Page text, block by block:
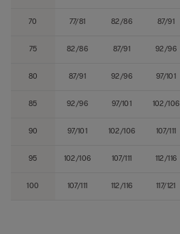
70 77/81 82/86 87/91
75 82/86 87/91 92/96
80 87/91 92/96 97/101
85 92/96 97/101 102/106
90 97/101 102/106 107/111
95 102/106 107/111 112/116
100 107/111 112/116 117/121